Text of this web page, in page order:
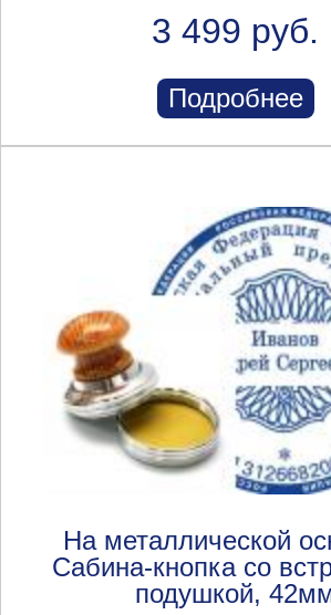
3 499 руб.
Подробнее
На металлической
Сабина-кнопка со
подушкой,